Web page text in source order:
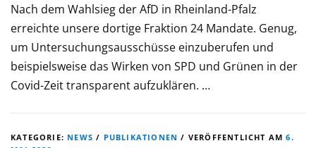
Nach dem Wahlsieg der AfD in Rheinland-Pfalz
erreichte unsere dortige Fraktion 24 Mandate. Genug,
um Untersuchungsausschüsse einzuberufen und
beispielsweise das Wirken von SPD und Grünen in der
Covid-Zeit transparent aufzuklären. …
KATEGORIE: NEWS / PUBLIKATIONEN / VERÖFFENTLICHT AM6.